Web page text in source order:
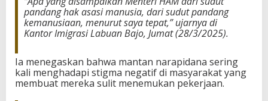
i
pandang hak asasi manusia, dari sudut pandang
kemanusiaan, menurut saya tepat,” ujarnya di
Kantor Imigrasi Labuan Bajo, Jumat (28/3/2025).
Ia menegaskan bahwa mantan narapidana sering
kali menghadapi stigma negatif di masyarakat yang
membuat mereka sulit menemukan pekerjaan.